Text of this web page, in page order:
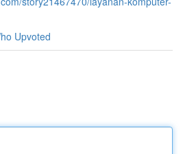
Upvoted